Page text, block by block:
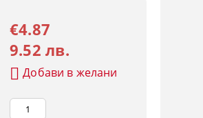
€4.87
9.52 лв.
Добави в желани